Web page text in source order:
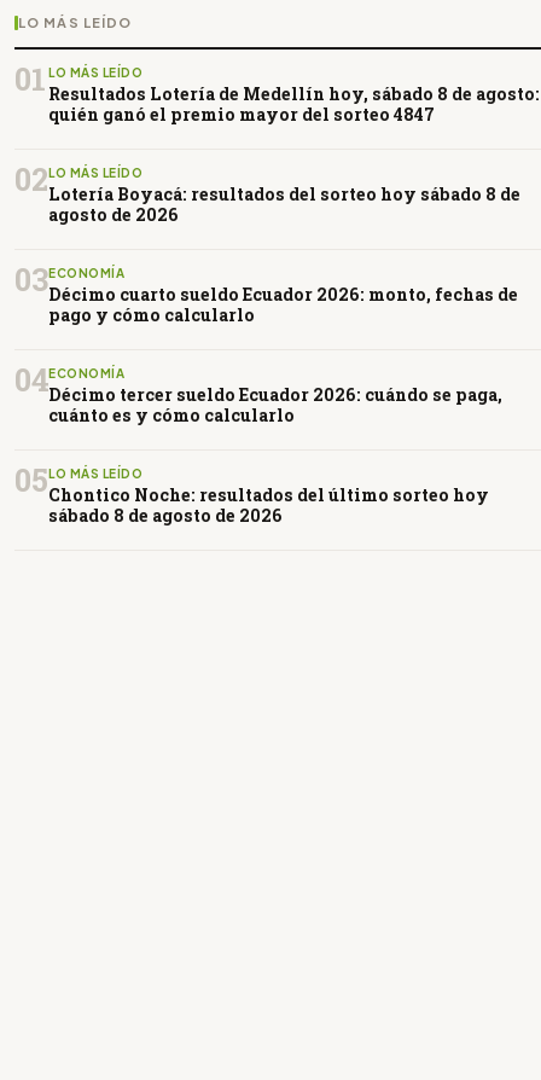
LO MÁS LEÍDO
01 LO MÁS LEÍDO
Resultados Lotería de Medellín hoy, sábado 8 de agosto:
quién ganó el premio mayor del sorteo 4847
02LO MÁS LEÍDO
Lotería Boyacá: resultados del sorteo hoy sábado 8 de
agosto de 2026
03ECONOMÍA
Décimo cuarto sueldo Ecuador 2026: monto, fechas de
pago y cómo calcularlo
04ECONOMÍA
Décimo tercer sueldo Ecuador 2026: cuándo se paga,
cuánto es y cómo calcularlo
05LO MÁS LEÍDO
Chontico Noche: resultados del último sorteo hoy
sábado 8 de agosto de 2026